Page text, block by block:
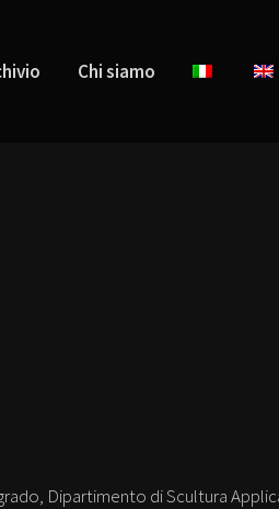
Chi siamo
Dipartimento di Scultura